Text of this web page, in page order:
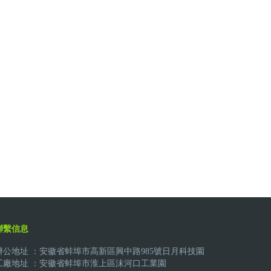
繫信息
公地址 ：安徽省蚌埠市高新區興中路985號日月科技園
廠地址 ：安徽省蚌埠市淮上區沫河口工業園